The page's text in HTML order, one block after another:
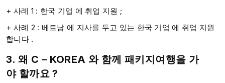
+ 사례 1 : 한국 기업 에 취업 지원 ;​​​
+ 사례 2 : 베트남 에 지사를 두고 있는 한국 기업 에 취업 지원
합니다 .
3. 왜 C – KOREA 와 함께패키지여행을 가
야 할까요 ?